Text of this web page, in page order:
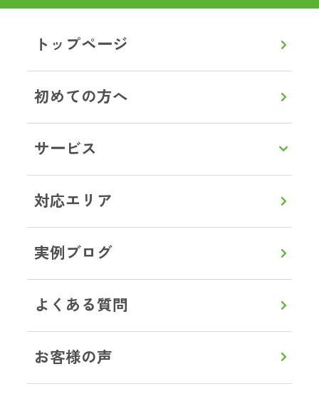
トップページ
初めての方へ
サービス
対応エリア
実例ブログ
よくある質問
お客様の声
通話無料8:00～20:00 【年中無休】
0120-357-664
通話無料8:00～20:00
メールで見積り・相談